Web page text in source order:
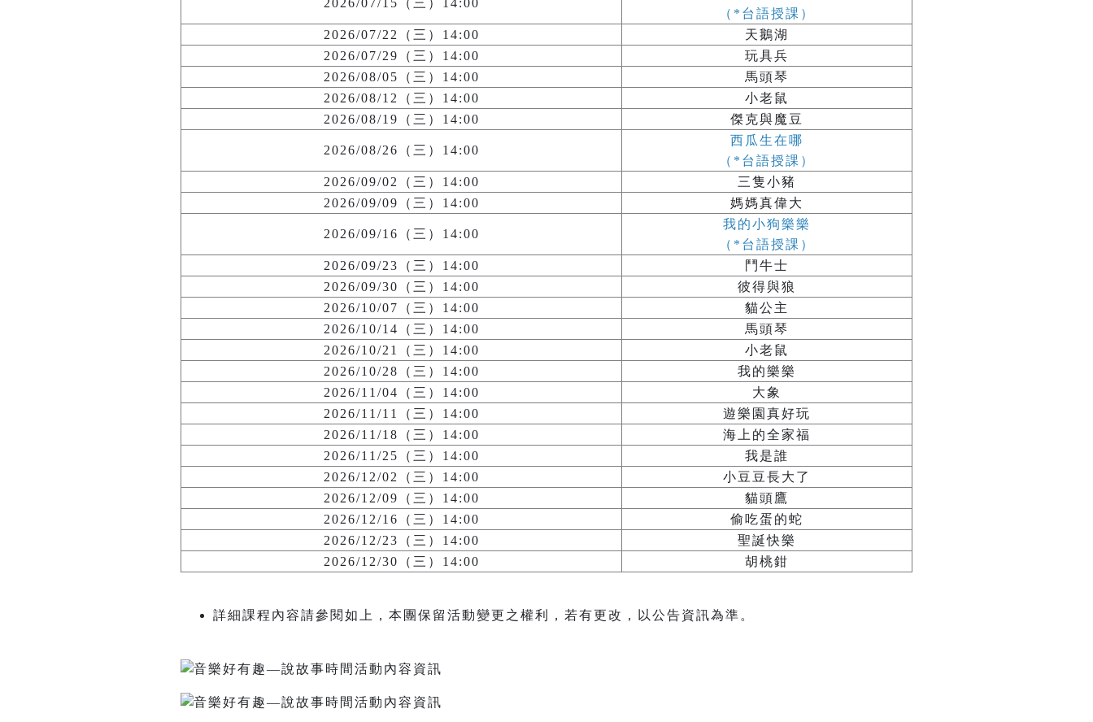
2026/07/15（三）14:00
（*台語授課）
2026/07/22（三）14:00
天鵝湖
2026/07/29（三）14:00
玩具兵
2026/08/05（三）14:00
馬頭琴
2026/08/12（三）14:00
小老鼠
2026/08/19（三）14:00
傑克與魔豆
2026/08/26（三）14:00
西瓜生在哪
（*台語授課）
2026/09/02（三）14:00
三隻小豬
2026/09/09（三）14:00
媽媽真偉大
2026/09/16（三）14:00
我的小狗樂樂
（*台語授課）
2026/09/23（三）14:00
鬥牛士
2026/09/30（三）14:00
彼得與狼
2026/10/07（三）14:00
貓公主
2026/10/14（三）14:00
馬頭琴
2026/10/21（三）14:00
小老鼠
2026/10/28（三）14:00
我的樂樂
2026/11/04（三）14:00
大象
2026/11/11（三）14:00
遊樂園真好玩
2026/11/18（三）14:00
海上的全家福
2026/11/25（三）14:00
我是誰
2026/12/02（三）14:00
小豆豆長大了
2026/12/09（三）14:00
貓頭鷹
2026/12/16（三）14:00
偷吃蛋的蛇
2026/12/23（三）14:00
聖誕快樂
2026/12/30（三）14:00
胡桃鉗
詳細課程內容請參閱如上，本團保留活動變更之權利，若有更改，以公告資訊為準。